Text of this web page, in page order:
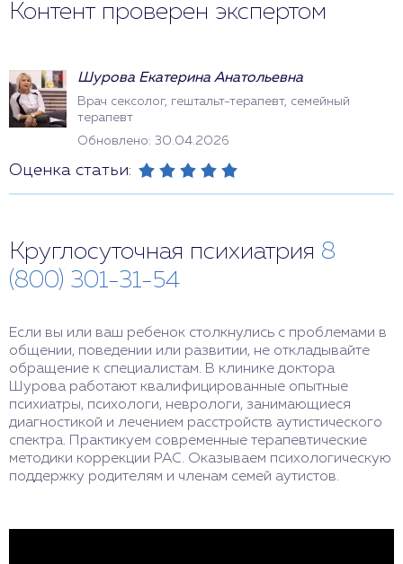
Контент проверен экспертом
Шурова Екатерина Анатольевна
Врач сексолог, гештальт-терапевт, семейный
терапевт
Обновлено: 30.04.2026
Оценка статьи:
Круглосуточная психиатрия 8
(800) 301-31-54
Если вы или ваш ребенок столкнулись с проблемами в
общении, поведении или развитии, не откладывайте
обращение к специалистам. В клинике доктора
Шурова работают квалифицированные опытные
психиатры, психологи, неврологи, занимающиеся
диагностикой и лечением расстройств аутистического
спектра. Практикуем современные терапевтические
методики коррекции РАС. Оказываем психологическую
поддержку родителям и членам семей аутистов.